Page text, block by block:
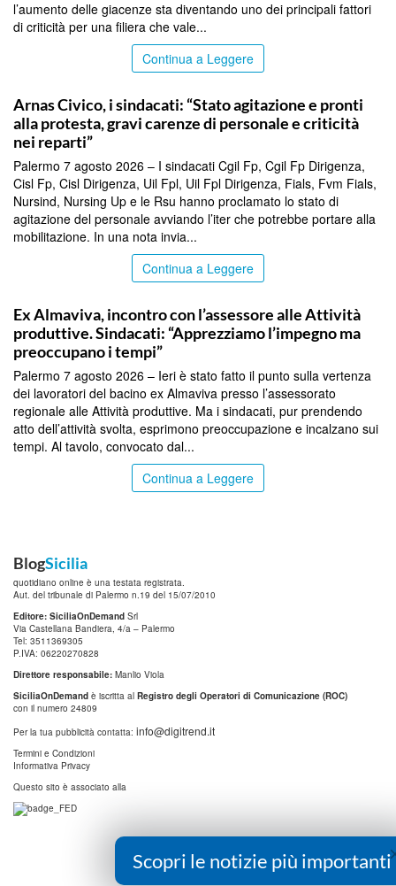
l’aumento delle giacenze sta diventando uno dei principali fattori
di criticità per una filiera che vale...
Continua a Leggere
Arnas Civico, i sindacati: “Stato agitazione e pronti
alla protesta, gravi carenze di personale e criticità
nei reparti”
Palermo 7 agosto 2026 – I sindacati Cgil Fp, Cgil Fp Dirigenza,
Cisl Fp, Cisl Dirigenza, Uil Fpl, Uil Fpl Dirigenza, Fials, Fvm Fials,
Nursind, Nursing Up e le Rsu hanno proclamato lo stato di
agitazione del personale avviando l’iter che potrebbe portare alla
mobilitazione. In una nota invia...
Continua a Leggere
Ex Almaviva, incontro con l’assessore alle Attività
produttive. Sindacati: “Apprezziamo l’impegno ma
preoccupano i tempi”
Palermo 7 agosto 2026 – Ieri è stato fatto il punto sulla vertenza
dei lavoratori del bacino ex Almaviva presso l’assessorato
regionale alle Attività produttive. Ma i sindacati, pur prendendo
atto dell’attività svolta, esprimono preoccupazione e incalzano sui
tempi. Al tavolo, convocato dal...
Continua a Leggere
BlogSicilia
quotidiano online è una testata registrata.
Aut. del tribunale di Palermo n.19 del 15/07/2010
Editore: SiciliaOnDemand Srl
Via Castellana Bandiera, 4/a – Palermo
Tel: 3511369305
P.IVA: 06220270828
Direttore responsabile: Manlio Viola
SiciliaOnDemand è iscritta al Registro degli Operatori di Comunicazione (ROC)
con il numero 24809
Per la tua pubblicità contatta: info@digitrend.it
Termini e Condizioni
Informativa Privacy
Questo sito è associato alla
Scopri le notizie più importanti